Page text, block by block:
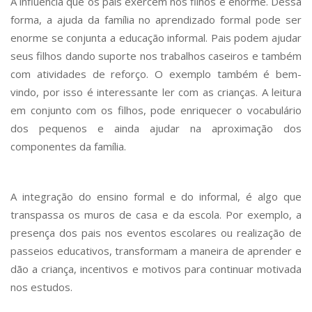
forma, a ajuda da família no aprendizado formal pode ser
enorme se conjunta a educação informal. Pais podem ajudar
seus filhos dando suporte nos trabalhos caseiros e também
com atividades de reforço. O exemplo também é bem-
vindo, por isso é interessante ler com as crianças. A leitura
em conjunto com os filhos, pode enriquecer o vocabulário
dos pequenos e ainda ajudar na aproximação dos
componentes da família.
A integração do ensino formal e do informal, é algo que
transpassa os muros de casa e da escola. Por exemplo, a
presença dos pais nos eventos escolares ou realização de
passeios educativos, transformam a maneira de aprender e
dão a criança, incentivos e motivos para continuar motivada
nos estudos.